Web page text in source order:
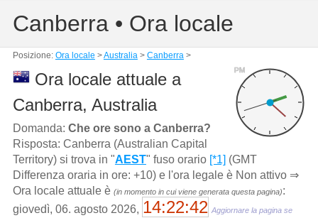
Canberra • Ora locale
Posizione: Ora locale >Australia> Canberra>
PM
Ora locale attuale a
Canberra, Australia
Domanda: Che ore sono a Canberra?
Risposta: Canberra (Australian Capital
Territory) si trova in "AEST" fuso orario [*1] (GMT
Differenza oraria in ore: +10) e l'ora legale è Non attivo ⇒
Ora locale attuale è (in momento in cui viene generata questa pagina):
giovedì, 06. agosto 2026, 14:22:42 Aggiornare la pagina se